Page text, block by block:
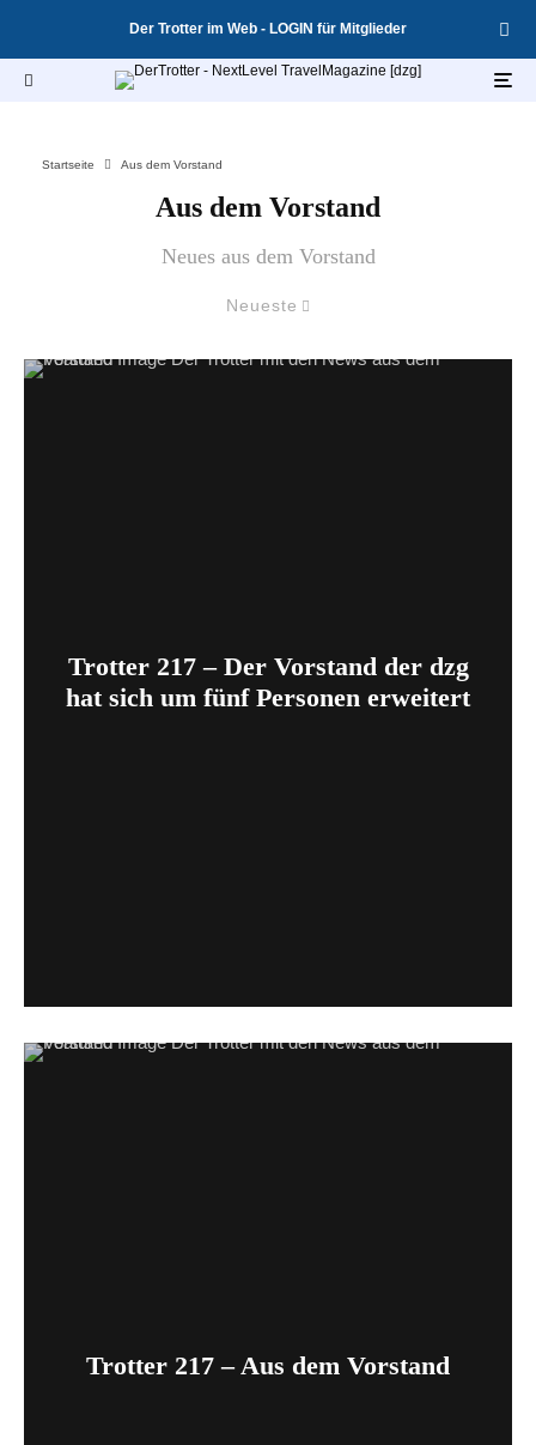
Der Trotter im Web - LOGIN für Mitglieder
Startseite Aus dem Vorstand
Aus dem Vorstand
Neues aus dem Vorstand
Neueste
Trotter 217 – Der Vorstand der dzg
hat sich um fünf Personen erweitert
Trotter 217 – Aus dem Vorstand